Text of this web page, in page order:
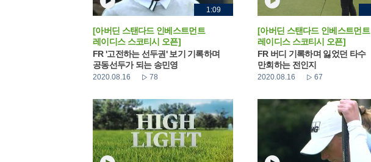
1:09
[아버딘 스탠다드 인베스트먼트
레이디스 스코티시 오픈]
FR '고전하는 선두권' 보기 기록하며
공동선두가 되는 송민영
2020.08.16 78
[아버딘 스탠다드 인베스트먼트
레이디스 스코티시 오픈]
FR 버디 기록하며 잃었던 타수
만회하는 전인지
2020.08.16 67